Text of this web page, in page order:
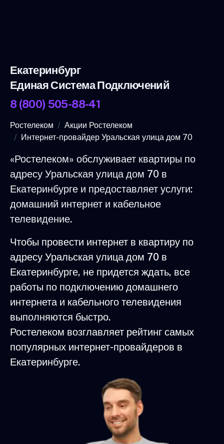
Екатеринбург
Единая Система Подключений
8 (800) 505-88-41
Ростелеком
Акции Ростелеком
Интернет-провайдер Уральская улица дом 70
«Ростелеком» обслуживает квартиры по
адресу Уральская улица дом 70 в
Екатеринбурге и предоставляет услуги:
домашний интернет и кабельное
телевидение.
Чтобы провести интернет в квартиру по
адресу Уральская улица дом 70 в
Екатеринбурге, не придется ждать, все
работы по подключению домашнего
интернета и кабельного телевидения
выполняются быстро.
Ростелеком возглавляет рейтинг самых
популярных интернет-провайдеров в
Екатеринбурге.